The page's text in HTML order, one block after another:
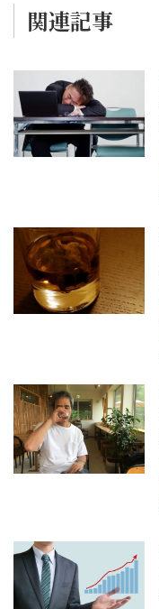
関連記事